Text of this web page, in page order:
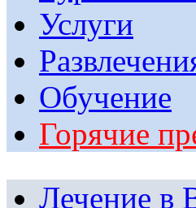
Услуги
Обучение
Горячие
Лечение в